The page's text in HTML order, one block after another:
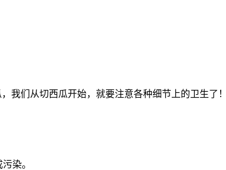
我们从切西瓜开始，就要注意各种细节上的卫生了！
染。